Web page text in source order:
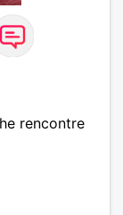
rencontre